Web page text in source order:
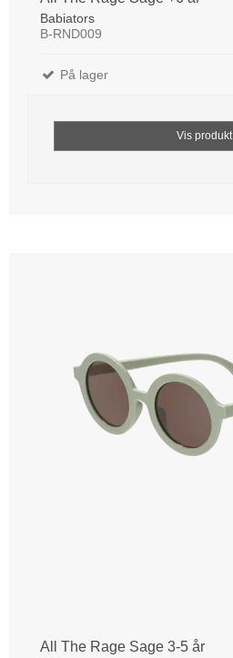
Babiators
B-RND009
På lager
Vis produkt
All The Rage Sage 3-5 år